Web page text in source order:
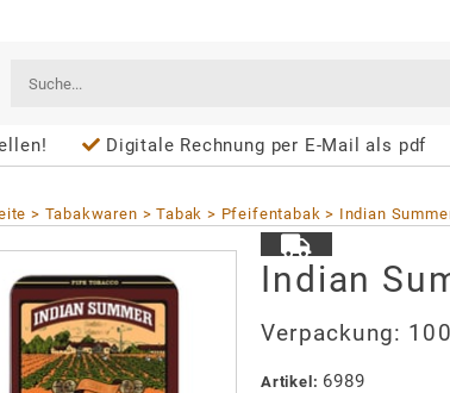
Digitale Rechnung per E-Mail als pdf
Tabakwaren Tabak Pfeifentabak Indian
Indian
Verpackung:
Artikel : 6989